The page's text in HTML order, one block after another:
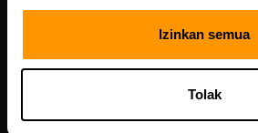
Izinkan semua
Tolak